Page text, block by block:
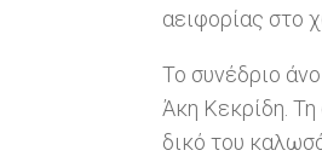
αειφορίας στο
Το συνέδριο
Άκη Κεκρίδη.
δικό του